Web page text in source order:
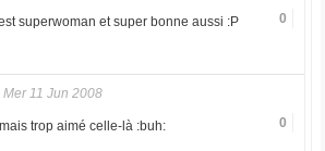
0
superwoman et super bonne aussi :P
Mer 11 Jun 2008
0
trop aimé celle-là :buh: